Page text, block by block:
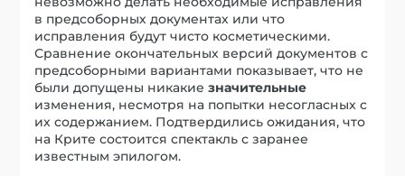
в предсоборных документах или что
исправления будут чисто косметическими.
Сравнение окончательных версий документов с
предсоборными вариантами показывает, что не
были допущены никакиезначительные
изменения, несмотря на попытки несогласных с
их содержанием. Подтвердились ожидания, что
на Крите состоится спектакль с заранее
известным эпилогом.